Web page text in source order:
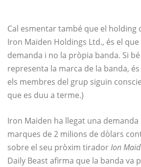
Cal esmentar també que el holding
Iron Maiden Holdings Ltd., és el
demanda i no la pròpia banda. Si
representa la marca de la banda,
els membres del grup siguin
que es duu a terme.)
Iron Maiden ha llegat una
marques de 2 milions de dòlars
sobre el seu pròxim tiradorIon
Daily Beast afirma que la banda va